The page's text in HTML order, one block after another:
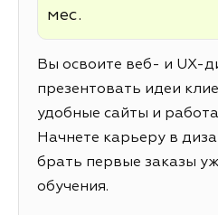
мес.
Вы освоите веб- и UX-
презентовать идеи
удобные сайты и
Начнете карьеру в
брать первые заказы
обучения.